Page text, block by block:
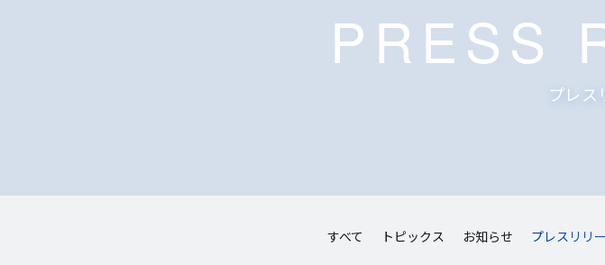
PRESS
プレス
すべて トピックス お知らせ プレスリリ